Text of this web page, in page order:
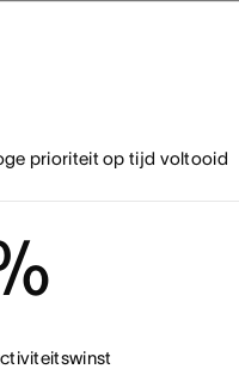
prioriteit op tijd voltooid